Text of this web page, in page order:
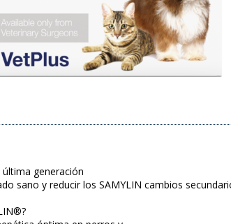
generación
sano y reducir los SAMYLIN cambios